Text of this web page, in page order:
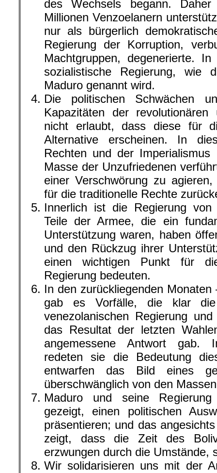
des Wechsels begann.
Millionen Venzoelanern
nur als bürgerlich
Regierung der Korruption,
Machtgruppen, degenerierte.
sozialistische Regierung, wie
Maduro genannt wird.
Die politischen Schwächen
Kapazitäten der
nicht erlaubt, dass diese für
Alternative erscheinen. In
Rechten und der
Masse der Unzufriedenen
einer Verschwörung zu
für die traditionelle Rechte
Innerlich ist die Regierung
Teile der Armee, die ein
Unterstützung waren, haben
und den Rückzug ihrer
einen wichtigen Punkt für
Regierung bedeuten.
In den zurückliegenden
gab es Vorfälle, die klar
venezolanischen Regierung
das Resultat der letzten
angemessene Antwort gab.
redeten sie die Bedeutung
entwarfen das Bild eines
überschwänglich von den
Maduro und seine
gezeigt, einen politischen
präsentieren; und das
zeigt, dass die Zeit des
erzwungen durch die Umstände,
Wir solidarisieren uns mit der